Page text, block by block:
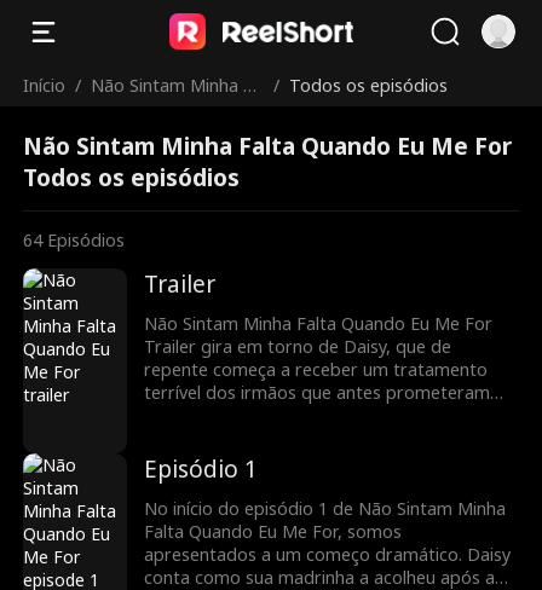
Início / Não Sintam Minha Fa
/ Todos os episódios
Não Sintam Minha Falta Quando Eu Me For
Todos os episódios
64 Episódios
Trailer
Não Sintam Minha Falta Quando Eu Me For
Trailer gira em torno de Daisy, que de
repente começa a receber um tratamento
terrível dos irmãos que antes prometeram
- uma mudança e a chance de conhecer o
homem dos seus sonhos. O que ela faz com
isso? Fique e descubra.
Episódio 1
No início do episódio 1 de Não Sintam Minha
Falta Quando Eu Me For, somos
apresentados a um começo dramático. Daisy
conta como sua madrinha a acolheu após a